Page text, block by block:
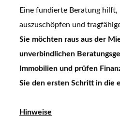
Eine fundierte Beratung
auszuschöpfen und
Sie möchten raus aus der
unverbindlichen
Immobilien und prüfen
Sie den ersten Schritt in die
Hinweise